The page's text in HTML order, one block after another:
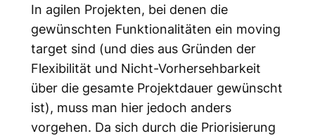
In agilen Projekten, bei denen die
gewünschten Funktionalitäten ein moving
target sind (und dies aus Gründen der
Flexibilität und Nicht-Vorhersehbarkeit
über die gesamte Projektdauer gewünscht
ist), muss man hier jedoch anders
vorgehen. Da sich durch die Priorisierung